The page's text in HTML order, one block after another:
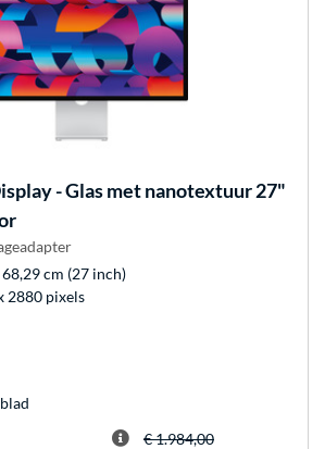
- Glas met nanotextuur 27"
cm (27 inch)
2880 pixels
€ 1.984,00